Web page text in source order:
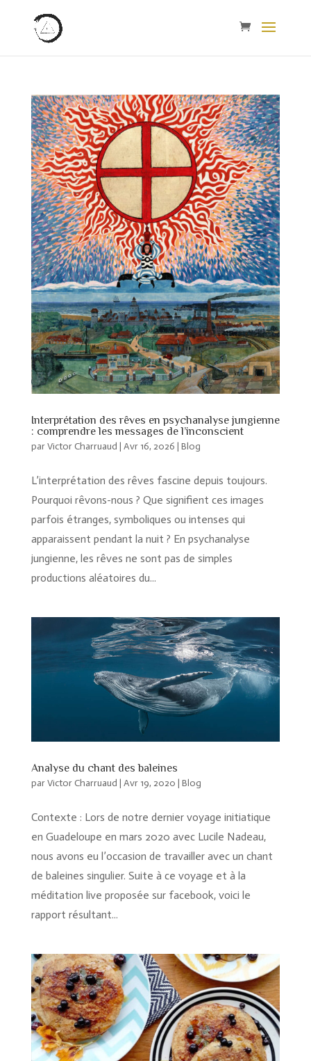
Interprétation des rêves en psychanalyse jungienne
: comprendre les messages de l’inconscient
parVictor Charruaud | Avr 16, 2026 | Blog
L’interprétation des rêves fascine depuis toujours.
Pourquoi rêvons-nous ? Que signifient ces images
parfois étranges, symboliques ou intenses qui
apparaissent pendant la nuit ? En psychanalyse
jungienne, les rêves ne sont pas de simples
productions aléatoires du...
Analyse du chant des baleines
parVictor Charruaud | Avr 19, 2020 | Blog
Contexte : Lors de notre dernier voyage initiatique
en Guadeloupe en mars 2020 avec Lucile Nadeau,
nous avons eu l’occasion de travailler avec un chant
de baleines singulier. Suite à ce voyage et à la
méditation live proposée sur facebook, voici le
rapport résultant...